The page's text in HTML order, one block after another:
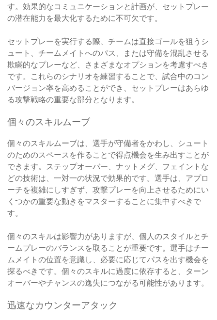
す。効果的なコミュニケーションと計画が、セットプレー
の潜在能力を最大化するために不可欠です。
セットプレーを実行する際、チームは直接ゴールを狙うシ
ュート、チームメイトへのパス、または守備を混乱させる
欺瞞的なプレーなど、さまざまなオプションを考慮すべき
です。これらのシナリオを練習することで、試合中のコン
バージョン率を高めることができ、セットプレーはあらゆ
る攻撃戦略の重要な部分となります。
個々のスキルムーブ
個々のスキルムーブは、選手が守備者をかわし、シュート
のためのスペースを作ることで得点機会を生み出すことが
できます。ステップオーバー、ナットメグ、フェイントな
どの技術は、一対一の状況で効果的です。選手は、アプロ
ーチを複雑にしすぎず、攻撃プレーを向上させるためにい
くつかの重要な動きをマスターすることに集中すべきで
す。
個々のスキルは影響力がありますが、個人のスタイルとチ
ームプレーのバランスを取ることが重要です。選手はチー
ムメイトの位置を意識し、必要に応じてパスを出す機会を
探るべきです。個々のスキルに過度に依存すると、ターン
オーバーやチャンスの逸失につながる可能性があります。
迅速なカウンターアタック